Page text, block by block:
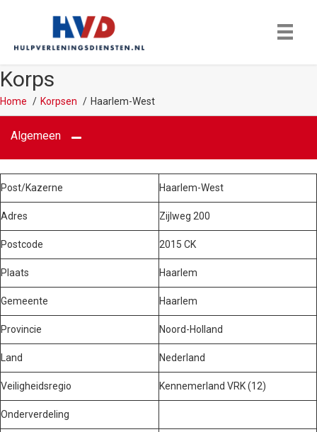
Korps
Home Korpsen Haarlem-West
Algemeen
Post/Kazerne Haarlem-West
Adres Zijlweg 200
Postcode 2015 CK
Plaats Haarlem
Gemeente Haarlem
Provincie Noord-Holland
Land Nederland
Veiligheidsregio Kennemerland VRK (12)
Onderverdeling